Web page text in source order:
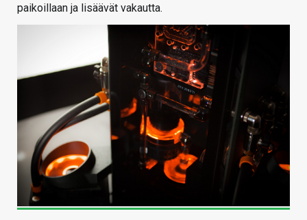
paikoillaan ja lisäävät vakautta.